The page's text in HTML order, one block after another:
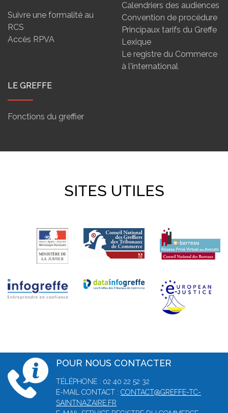
Suivre une formalité au
RCS
Accès RPVA
Calendriers des audiences
Convention de procédure
Principaux tarifs du Greffe
Lexique
Le registre du Commerce
à l'international
LE GREFFE
Fonctions du greffier
SITES UTILES
POUR NOUS CONTACTER
TÉLÉPHONE : 02 40 22 52 32
E-MAIL CONTACT : CONTACT@GREFFE-TC-
SAINTNAZAIRE.FR